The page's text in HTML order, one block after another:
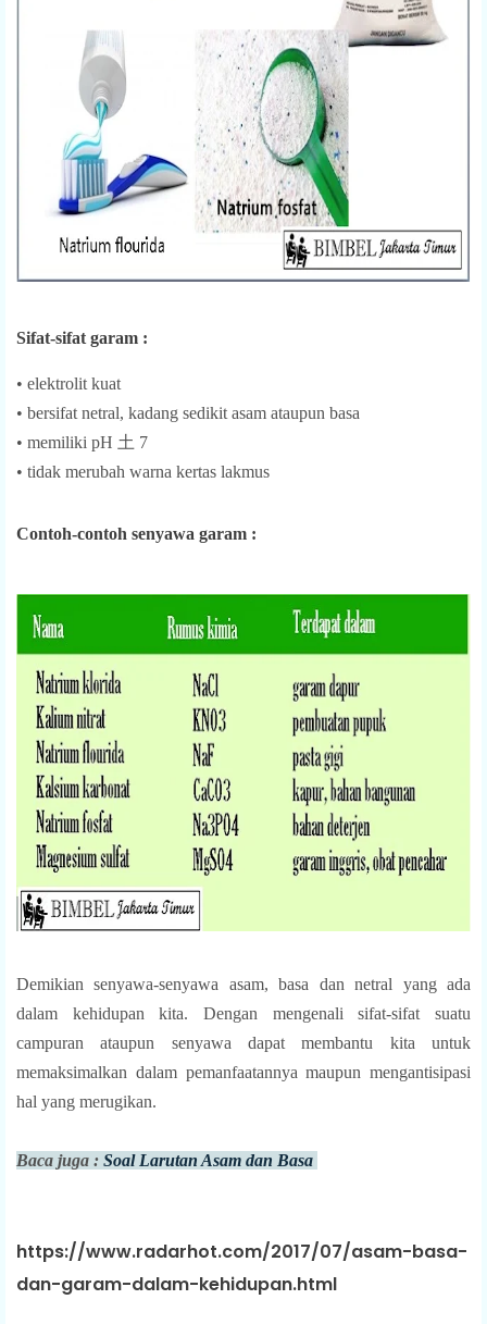
Sifat-sifat garam :
• elektrolit kuat
• bersifat netral, kadang sedikit asam ataupun basa
• memiliki pH 土 7
• tidak merubah warna kertas lakmus
Contoh-contoh senyawa garam :
Demikian senyawa-senyawa asam, basa dan netral yang ada
dalam kehidupan kita. Dengan mengenali sifat-sifat suatu
campuran ataupun senyawa dapat membantu kita untuk
memaksimalkan dalam pemanfaatannya maupun mengantisipasi
hal yang merugikan.
Baca juga : Soal Larutan Asam dan Basa
https://www.radarhot.com/2017/07/asam-basa-
dan-garam-dalam-kehidupan.html